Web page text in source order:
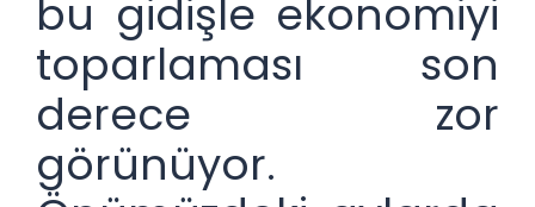
bu gidişle ekonomiyi
toparlaması son
derece zor
görünüyor.